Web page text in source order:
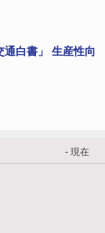
白書」 生産性向
- 現在